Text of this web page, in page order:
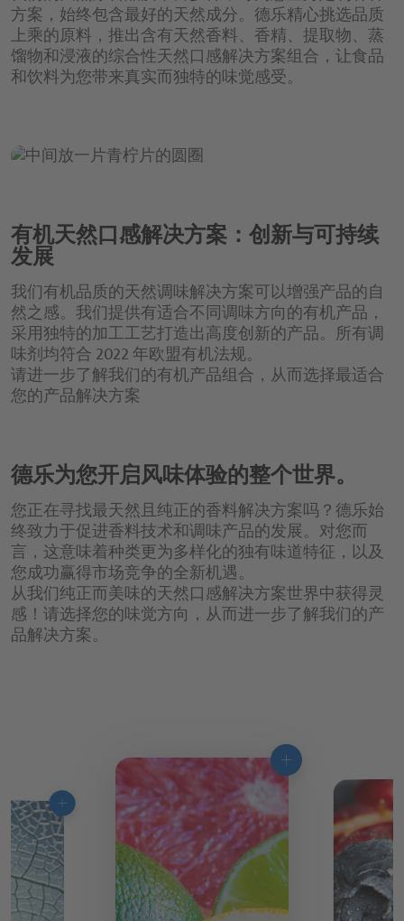
方案，始终包含最好的天然成分。德乐精心挑选品质
上乘的原料，推出含有天然香料、香精、提取物、蒸
馏物和浸液的综合性天然口感解决方案组合，让食品
和饮料为您带来真实而独特的味觉感受。
有机天然口感解决方案：创新与可持续
发展
我们有机品质的天然调味解决方案可以增强产品的自
然之感。我们提供有适合不同调味方向的有机产品，
采用独特的加工工艺打造出高度创新的产品。所有调
味剂均符合 2022 年欧盟有机法规。
请进一步了解我们的有机产品组合，从而选择最适合
您的产品解决方案
德乐为您开启风味体验的整个世界。
您正在寻找最天然且纯正的香料解决方案吗？德乐始
终致力于促进香料技术和调味产品的发展。对您而
言，这意味着种类更为多样化的独有味道特征，以及
您成功赢得市场竞争的全新机遇。
从我们纯正而美味的天然口感解决方案世界中获得灵
感！请选择您的味觉方向，从而进一步了解我们的产
品解决方案。